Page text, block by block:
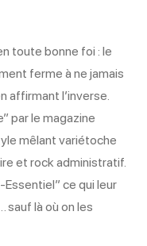
toute bonne foi : le
ferme à ne jamais
affirmant l’inverse.
par le magazine
mêlant variétoche
et rock administratif.
ce qui leur
sauf là où on les